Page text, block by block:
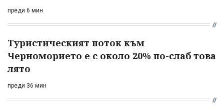
преди 6 мин
Туристическият поток към
Черноморието е с около 20% по-слаб това
лято
преди 36 мин